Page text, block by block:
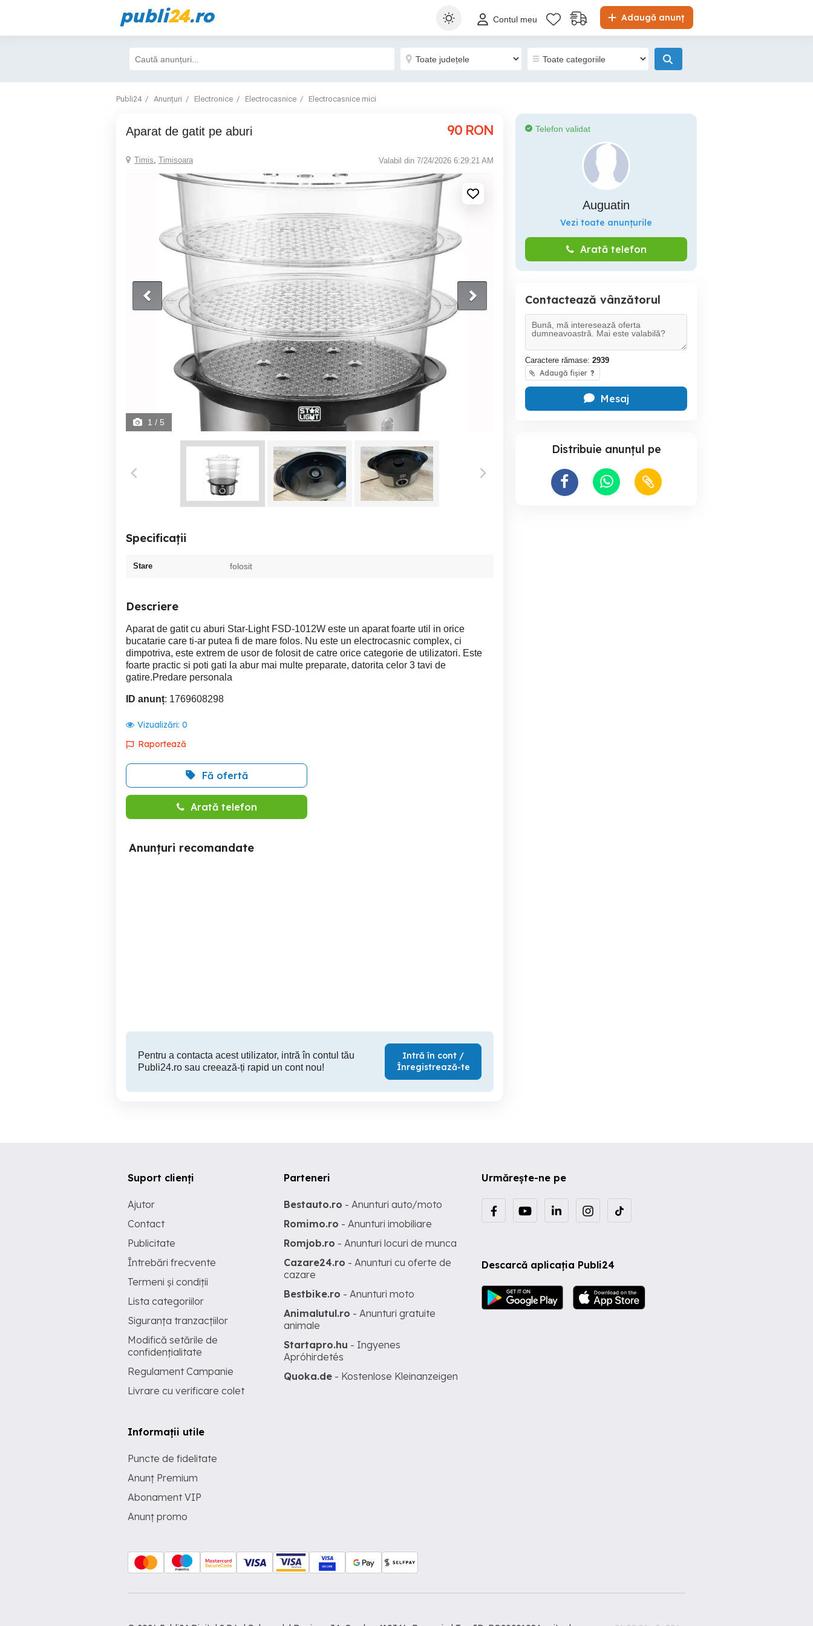
publi24.ro Adaugă anunț
Contul meu
Publi24 Anunțuri Electronice Electrocasnice Electrocasnice mici
aparat de gatit pe aburi 90 RON
Timis, Timisoara Valabil din 7/24/2026 6:29:21 AM
1 / 5
Specificații
Stare folosit
Descriere
Aparat de gatit cu aburi Star-Light FSD-1012W este un aparat foarte util in orice
bucatarie care ti-ar putea fi de mare folos. Nu este un electrocasnic complex, ci
dimpotriva, este extrem de usor de folosit de catre orice categorie de utilizatori. Este
foarte practic si poti gati la abur mai multe preparate, datorita celor 3 tavi de
gatire.Predare personala
ID anunț: 1769608298
Vizualizări: 0
Raportează
Fă ofertă
Arată telefon
Anunțuri recomandate
Pentru a contacta acest utilizator, intră în contul tău
Publi24.ro sau creează-ți rapid un cont nou!
Intră în cont /
Înregistrează-te
Telefon validat
Auguatin
Vezi toate anunțurile
Arată telefon
Contactează vânzătorul
Caractere rămase: 2939
Adaugă fișier ?
Mesaj
Distribuie anunțul pe
Urmărește-ne pe
Descarcă aplicația Publi24
Suport clienți
Ajutor
Contact
Publicitate
Întrebări frecvente
Termeni și condiții
Lista categoriilor
Siguranța tranzacțiilor
Modifică setările de
confidențialitate
Regulament Campanie
Livrare cu verificare colet
Informații utile
Puncte de fidelitate
Anunț Premium
Abonament VIP
Anunț promo
Parteneri
Bestauto.ro - Anunturi auto/moto
Romimo.ro - Anunturi imobiliare
Romjob.ro - Anunturi locuri de munca
Cazare24.ro - Anunturi cu oferte de
cazare
Bestbike.ro - Anunturi moto
Animalutul.ro - Anunturi gratuite
animale
Startapro.hu - Ingyenes
Apróhirdetés
Quoka.de - Kostenlose Kleinanzeigen